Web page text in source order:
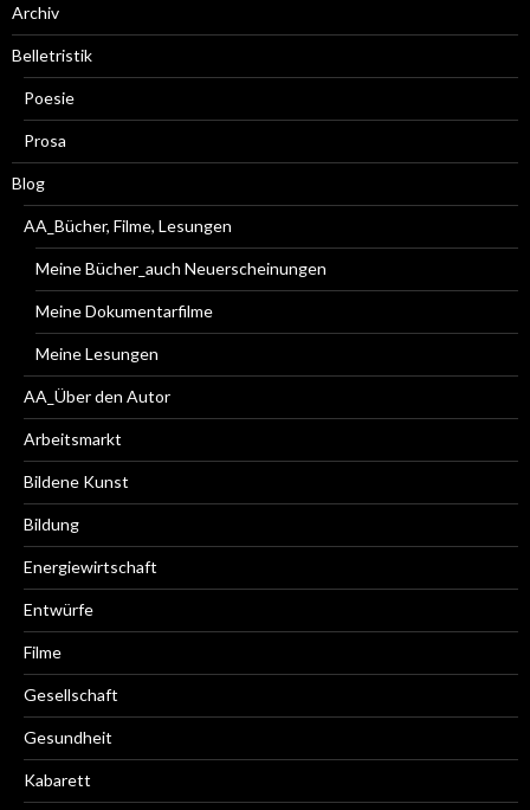
Archiv
Belletristik
Poesie
Prosa
Blog
AA_Bücher, Filme, Lesungen
Meine Bücher_auch Neuerscheinungen
Meine Dokumentarfilme
Meine Lesungen
AA_Über den Autor
Arbeitsmarkt
Bildene Kunst
Bildung
Energiewirtschaft
Entwürfe
Filme
Gesellschaft
Gesundheit
Kabarett